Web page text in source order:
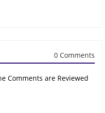
0 Comments
Comments are Reviewed